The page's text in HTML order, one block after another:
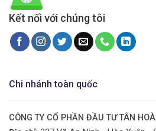
Kết nối với chúng tôi
Chi nhánh toàn quốc
CÔNG TY CỔ PHẦN ĐẦU TƯ TÂN